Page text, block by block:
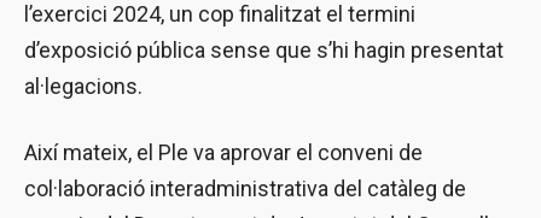
l’exercici 2024, un cop finalitzat el termini
d’exposició pública sense que s’hi hagin presentat
al·legacions.
Així mateix, el Ple va aprovar el conveni de
col·laboració interadministrativa del catàleg de